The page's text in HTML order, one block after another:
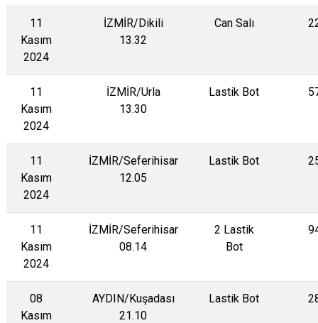
11
Kasım
2024
İZMİR/Dikili
13.32
Can Salı
11
Kasım
2024
İZMİR/Urla
13.30
Lastik Bot
11
Kasım
2024
İZMİR/Seferihisar
12.05
Lastik Bot
11
Kasım
2024
İZMİR/Seferihisar
08.14
2 Lastik
Bot
08
Kasım
AYDIN/Kuşadası
21.10
Lastik Bot